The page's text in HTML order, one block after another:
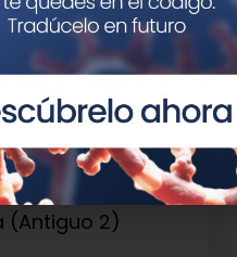
en Genética
(Antiguo 2)